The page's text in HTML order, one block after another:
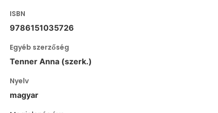
ISBN
9786151035726
Egyéb szerzőség
Tenner Anna (szerk.)
Nyelv
magyar